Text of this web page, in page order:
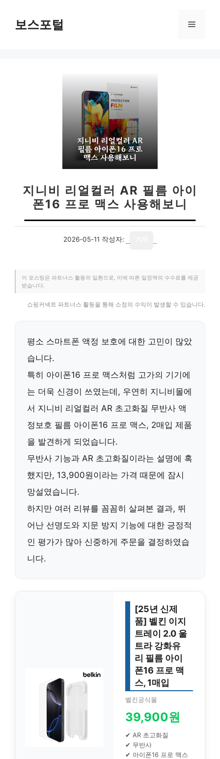
보스포털 메
지니비 리얼컬러 AR 필름 아이
폰16 프로 맥스 사용해보니
2026-05-11 작성자:
이 포스팅은 파트너스 활동의 일환으로, 이에 따른 일정액의 수수료를 제공
받습니다.
쇼핑커넥트 파트너스 활동을 통해 소정의 수익이 발생할 수 있습니다.
평소 스마트폰 액정 보호에 대한 고민이 많았
습니다.
특히 아이폰16 프로 맥스처럼 고가의 기기에
는 더욱 신경이 쓰였는데, 우연히 지니비몰에
서 지니비 리얼컬러 AR 초고화질 무반사 액
정보호 필름 아이폰16 프로 맥스, 2매입 제품
을 발견하게 되었습니다.
무반사 기능과 AR 초고화질이라는 설명에 혹
했지만, 13,900원이라는 가격 때문에 잠시
망설였습니다.
하지만 여러 리뷰를 꼼꼼히 살펴본 결과, 뛰
어난 선명도와 지문 방지 기능에 대한 긍정적
인 평가가 많아 신중하게 주문을 결정하였습
니다.
[25년 신제
품] 벨킨 이지
트레이 2.0 울
트라 강화유
리 필름 아이
폰16 프로 맥
스, 1매입
벨킨공식몰
39,900원
✔ AR 초고화질
✔ 무반사
✔ 아이폰16 프로 맥스